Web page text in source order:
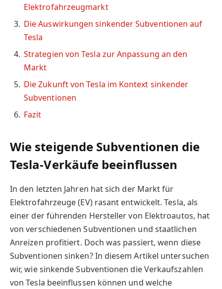
Elektrofahrzeugmarkt
Die Auswirkungen sinkender Subventionen auf
Tesla
Strategien von Tesla zur Anpassung an den
Markt
Die Zukunft von Tesla im Kontext sinkender
Subventionen
Fazit
Wie steigende Subventionen die
Tesla-Verkäufe beeinflussen
In den letzten Jahren hat sich der Markt für
Elektrofahrzeuge (EV) rasant entwickelt. Tesla, als
einer der führenden Hersteller von Elektroautos, hat
von verschiedenen Subventionen und staatlichen
Anreizen profitiert. Doch was passiert, wenn diese
Subventionen sinken? In diesem Artikel untersuchen
wir, wie sinkende Subventionen die Verkaufszahlen
von Tesla beeinflussen können und welche